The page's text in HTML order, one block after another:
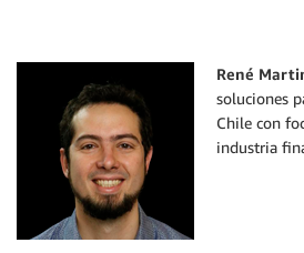
René
soluciones
Chile con
industria